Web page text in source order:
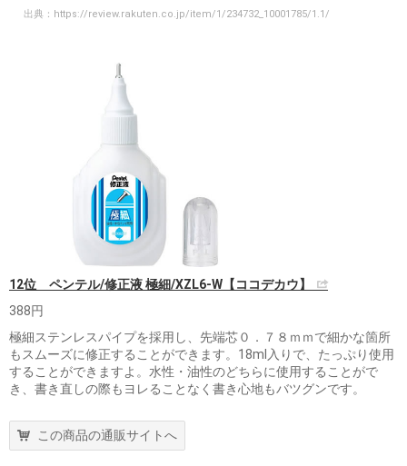
出典： https://review.rakuten.co.jp/item/1/234732_10001785/1.1/
12位 ペンテル/修正液 極細/XZL6-W【ココデカウ】
388円
極細ステンレスパイプを採用し、先端芯０．７８ｍｍで細かな箇所
もスムーズに修正することができます。18ml入りで、たっぷり使用
することができますよ。水性・油性のどちらに使用することがで
き、書き直しの際もヨレることなく書き心地もバツグンです。
この商品の通販サイトへ